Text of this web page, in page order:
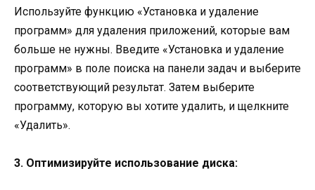
Используйте функцию «Установка и удаление
программ» для удаления приложений, которые вам
больше не нужны. Введите «Установка и удаление
программ» в поле поиска на панели задач и выберите
соответствующий результат. Затем выберите
программу, которую вы хотите удалить, и щелкните
«Удалить».
3. Оптимизируйте использование диска: